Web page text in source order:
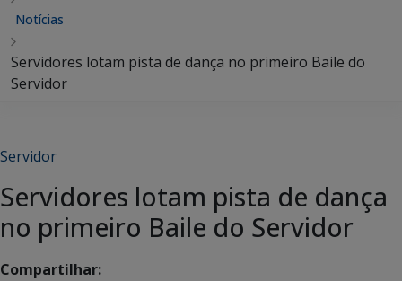
Notícias
Servidores lotam pista de dança no primeiro Baile do
Servidor
Servidor
Servidores lotam pista de dança
no primeiro Baile do Servidor
Compartilhar: